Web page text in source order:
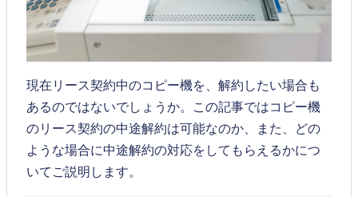
現在リース契約中のコピー機を、解約したい場合も
あるのではないでしょうか。この記事ではコピー機
のリース契約の中途解約は可能なのか、また、どの
ような場合に中途解約の対応をしてもらえるかにつ
いてご説明します。